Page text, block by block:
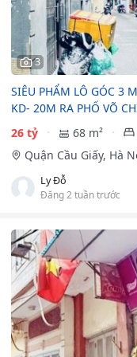
3
SIÊU PHẨM LÔ GÓC 3
KD- 20M RA PHỐ VÕ
26 tỷ
68 m²
Quận Cầu Giấy, Hà
Ly Đỗ
Đăng 2 tuần trước